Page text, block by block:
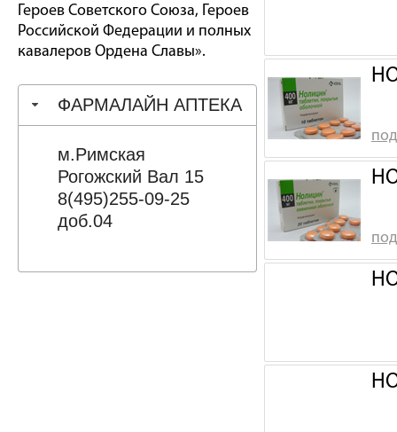
Героев Советского Союза, Героев
Российской Федерации и полных
кавалеров Ордена Славы».
ФАРМАЛАЙН АПТЕКА
м.Римская
Рогожский Вал 15
8(495)255-09-25
доб.04